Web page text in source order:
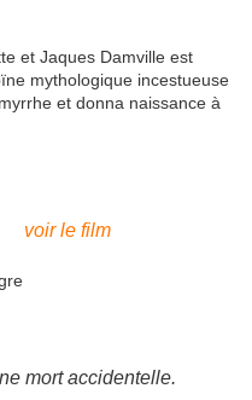
et Jaques Damville est
mythologique incestueuse
et donna naissance à
voir le film
mort accidentelle.